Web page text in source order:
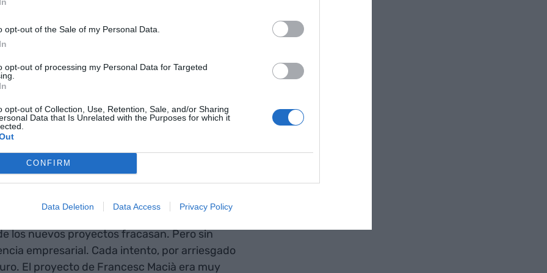
opt-out of the Sale of my Personal Data.
opt-out of processing my Personal Data for Targeted
opt-out of Collection, Use, Retention, Sale, and/or Sharing
Data that Is Unrelated with the Purposes for which it
CONFIRM
Data Deletion Data Access Privacy Policy
la transmisión de la capacidad empresarial ni la
lo impide necesariamente. Cada generación
del fundador no asegura la continuidad ni el
sus
del
la
de los
los nuevos proyectos fracasan. Pero sin
empresarial. Cada intento, por arriesgado
El proyecto de Francesc Macià era muy